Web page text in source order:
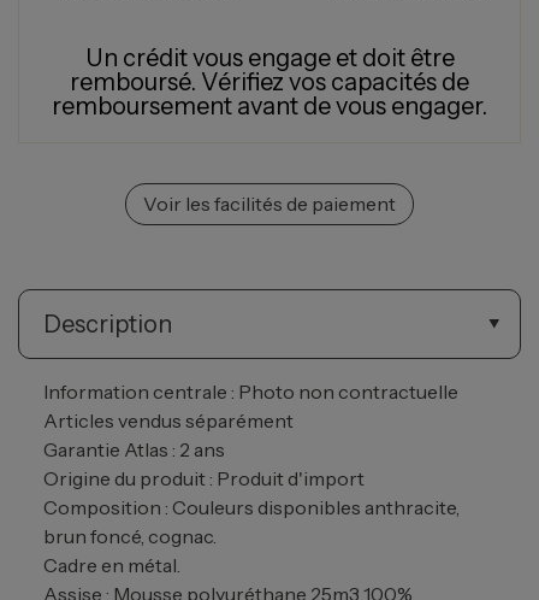
Un crédit vous engage et doit être
remboursé. Vérifiez vos capacités de
remboursement avant de vous engager.
Voir les facilités de paiement
Description
Information centrale : Photo non contractuelle
Articles vendus séparément
Garantie Atlas : 2 ans
Origine du produit : Produit d'import
Composition : Couleurs disponibles anthracite,
brun foncé, cognac.
Cadre en métal.
Assise : Mousse polyuréthane 25m3 100%